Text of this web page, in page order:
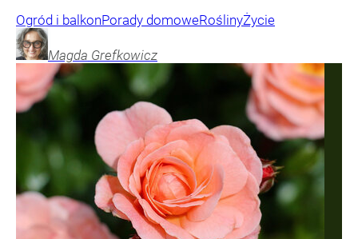
Ogród i balkonPorady domoweRoślinyŻycie
Magda Grefkowicz